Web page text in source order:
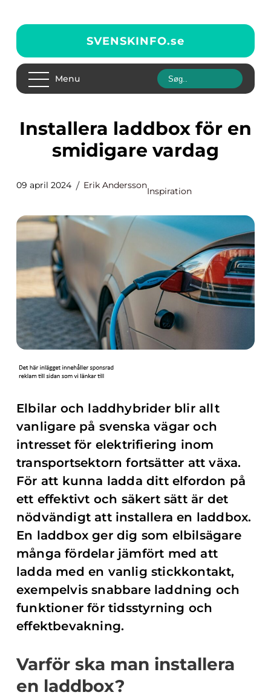
SVENSKINFO.se
Menu
Installera laddbox för en
smidigare vardag
09 april 2024 Erik Andersson
Inspiration
Elbilar och laddhybrider blir allt
vanligare på svenska vägar och
intresset för elektrifiering inom
transportsektorn fortsätter att växa.
För att kunna ladda ditt elfordon på
ett effektivt och säkert sätt är det
nödvändigt att installera en laddbox.
En laddbox ger dig som elbilsägare
många fördelar jämfört med att
ladda med en vanlig stickkontakt,
exempelvis snabbare laddning och
funktioner för tidsstyrning och
effektbevakning.
Varför ska man installera
en laddbox?